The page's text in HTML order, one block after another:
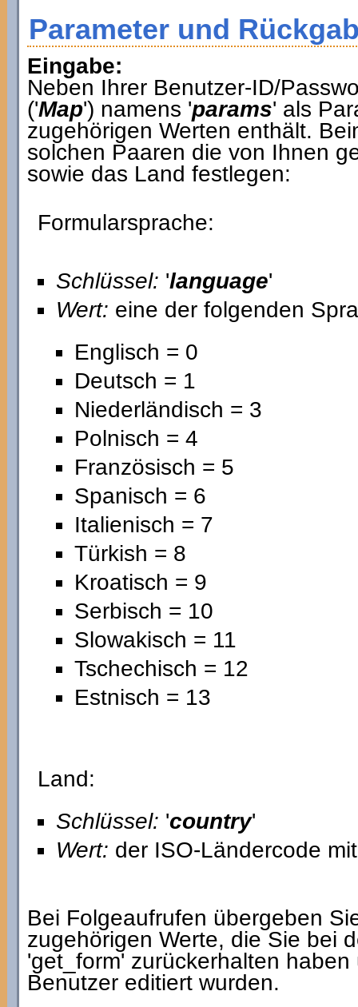
Parameter und
Eingabe:
Neben Ihrer Benutzer-ID/
('Map') namens 'params' als
zugehörigen Werten enthält.
solchen Paaren die von Ihnen
sowie das Land festlegen:
Formularsprache:
Schlüssel: 'language'
Wert: eine der folgenden
Englisch = 0
Deutsch = 1
Niederländisch = 3
Polnisch = 4
Französisch = 5
Spanisch = 6
Italienisch = 7
Türkish = 8
Kroatisch = 9
Serbisch = 10
Slowakisch = 11
Tschechisch = 12
Estnisch = 13
Land:
Schlüssel: 'country'
Wert: der ISO-Ländercode
Bei Folgeaufrufen übergeben
zugehörigen Werte, die Sie bei
'get_form' zurückerhalten
Benutzer editiert wurden.